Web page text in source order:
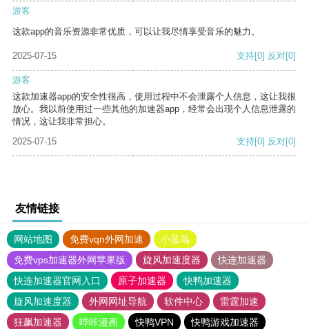
游客
这款app的音乐资源非常优质，可以让我尽情享受音乐的魅力。
2025-07-15 支持[0] 反对[0]
游客
这款加速器app的安全性很高，使用过程中不会泄露个人信息，这让我很
放心。我以前使用过一些其他的加速器app，经常会出现个人信息泄露的
情况，这让我非常担心。
2025-07-15
支持[0] 反对[0]
友情链接
网站地图 免费vqn外网加速
小蓝鸟
免费vps加速器外网苹果版
旋风加速度器
快连加速器
快连加速器官网入口
原子加速器
快鸭加速器
旋风加速度器
外网网址导航 软件中心
雷霆加速
狂飙加速器
哔咔漫画 快鸭VPN 快鸭游戏加速器